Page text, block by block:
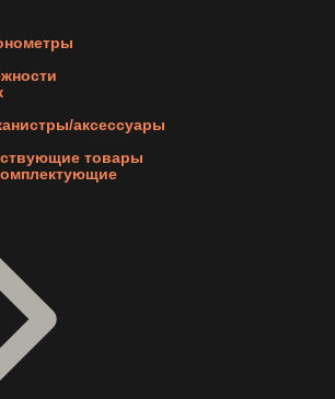
аксессуары
товары